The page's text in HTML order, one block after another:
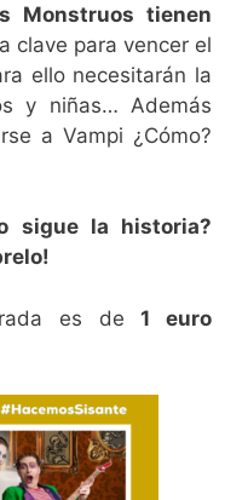
Monstruos tienen
clave para vencer el
ello necesitarán la
y niñas… Además
a Vampi ¿Cómo?
sigue la historia?
es de 1 euro